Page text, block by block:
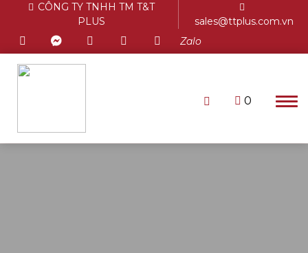
CÔNG TY TNHH TM T&T
PLUS
sales@ttplus.com.vn
Zalo
0